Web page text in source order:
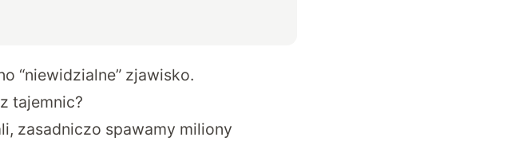
“niewidzialne” zjawisko.
tajemnic?
zasadniczo spawamy miliony